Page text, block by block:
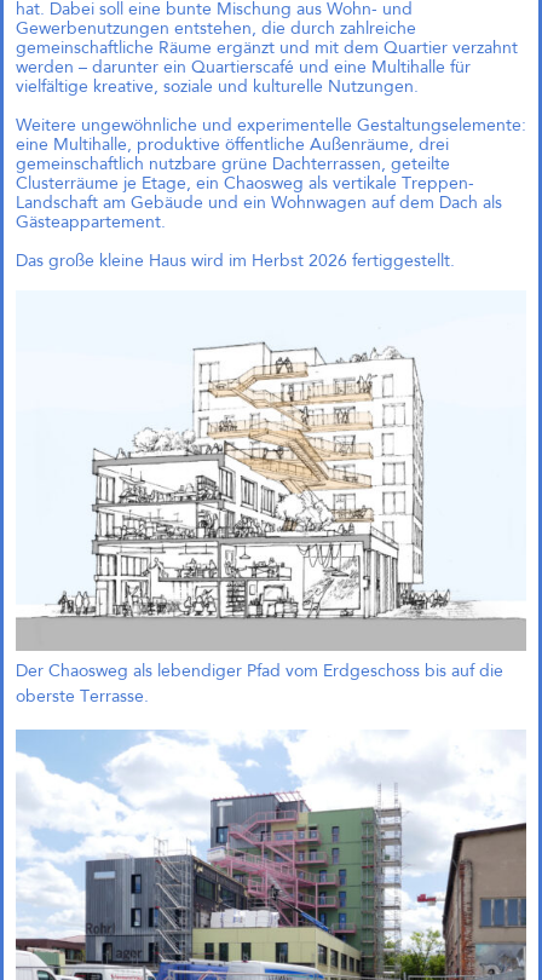
Das große kleine Haus,
München (Objektplanung)
Zukunftsquartier Piek 17,
Bremen (1. Preis)
1. Preis und Beauftragung in
Bremen!
Gemeinsam mit Treibhaus
Landschaftsarchitekten freuen wir
uns, unseren 1. Preis im
Wettbewerb „Zukunftsquartier
Piek 17 – Produktives Stadtquartier
am Grünen Hafenbecken“ in
Bremen nun offiziell bekanngeben
hat. Dabei soll eine bunte Mischung aus Wohn- und
Gewerbenutzungen entstehen, die durch zahlreiche
gemeinschaftliche Räume ergänzt und mit dem Quartier verzahnt
werden – darunter ein Quartierscafé und eine Multihalle für
vielfältige kreative, soziale und kulturelle Nutzungen.
Weitere ungewöhnliche und experimentelle Gestaltungselemente:
eine Multihalle, produktive öffentliche Außenräume, drei
gemeinschaftlich nutzbare grüne Dachterrassen, geteilte
Clusterräume je Etage, ein Chaosweg als vertikale Treppen-
Landschaft am Gebäude und ein Wohnwagen auf dem Dach als
Gästeappartement.
Das große kleine Haus wird im Herbst 2026 fertiggestellt.
Der Chaosweg als lebendiger Pfad vom Erdgeschoss bis auf die
oberste Terrasse.